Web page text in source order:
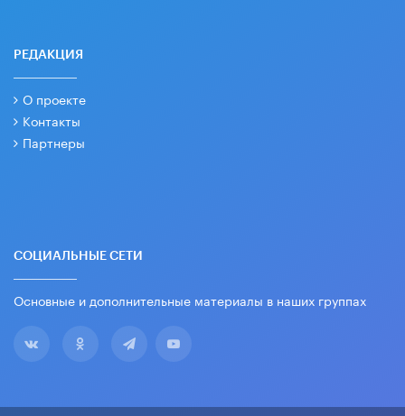
РЕДАКЦИЯ
О проекте
Контакты
Партнеры
СОЦИАЛЬНЫЕ СЕТИ
Основные и дополнительные материалы в наших группах